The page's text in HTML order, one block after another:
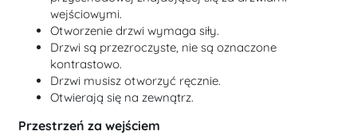
wejściowymi.
Otworzenie drzwi wymaga siły.
Drzwi są przezroczyste, nie są oznaczone
kontrastowo.
Drzwi musisz otworzyć ręcznie.
Otwierają się na zewnątrz.
Przestrzeń za wejściem